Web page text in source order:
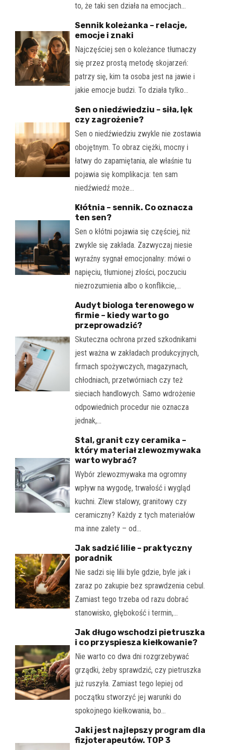
to, że taki sen działa na emocjach…
Sennik koleżanka – relacje,
emocje i znaki
Najczęściej sen o koleżance tłumaczy
się przez prostą metodę skojarzeń:
patrzy się, kim ta osoba jest na jawie i
jakie emocje budzi. To działa tylko…
Sen o niedźwiedziu – siła, lęk
czy zagrożenie?
Sen o niedźwiedziu zwykle nie zostawia
obojętnym. To obraz ciężki, mocny i
łatwy do zapamiętania, ale właśnie tu
pojawia się komplikacja: ten sam
niedźwiedź może…
Kłótnia – sennik. Co oznacza
ten sen?
Sen o kłótni pojawia się częściej, niż
zwykle się zakłada. Zazwyczaj niesie
wyraźny sygnał emocjonalny: mówi o
napięciu, tłumionej złości, poczuciu
niezrozumienia albo o konflikcie,…
Audyt biologa terenowego w
firmie – kiedy warto go
przeprowadzić?
Skuteczna ochrona przed szkodnikami
jest ważna w zakładach produkcyjnych,
firmach spożywczych, magazynach,
chłodniach, przetwórniach czy też
sieciach handlowych. Samo wdrożenie
odpowiednich procedur nie oznacza
jednak,…
Stal, granit czy ceramika –
który materiał zlewozmywaka
warto wybrać?
Wybór zlewozmywaka ma ogromny
wpływ na wygodę, trwałość i wygląd
kuchni. Zlew stalowy, granitowy czy
ceramiczny? Każdy z tych materiałów
ma inne zalety – od…
Jak sadzić lilie – praktyczny
poradnik
Nie sadzi się lilii byle gdzie, byle jak i
zaraz po zakupie bez sprawdzenia cebul.
Zamiast tego trzeba od razu dobrać
stanowisko, głębokość i termin,…
Jak długo wschodzi pietruszka
i co przyspiesza kiełkowanie?
Nie warto co dwa dni rozgrzebywać
grządki, żeby sprawdzić, czy pietruszka
już ruszyła. Zamiast tego lepiej od
początku stworzyć jej warunki do
spokojnego kiełkowania, bo…
Jaki jest najlepszy program dla
fizjoterapeutów. TOP 3